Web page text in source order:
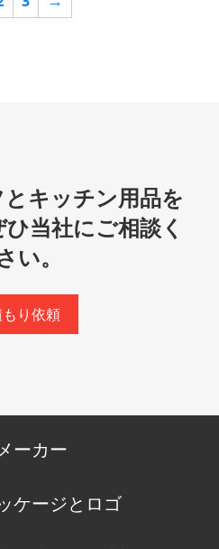
キッチン用品を
当社にご相談く
い。
り依頼
ーカー
ケージとロゴ